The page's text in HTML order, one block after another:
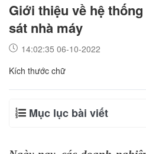
Giới thiệu về hệ
sát nhà máy
14:02:35 06-10-2022
Kích thước chữ
Mục lục bài viết